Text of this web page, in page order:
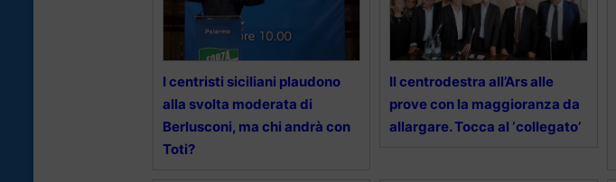
I centristi siciliani plaudono
alla svolta moderata di
Berlusconi, ma chi andrà con
Toti?
Il centrodestra all’Ars alle
prove con la maggioranza da
allargare. Tocca al ‘collegato’